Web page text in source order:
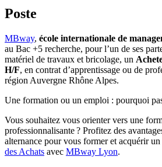
Poste
MBway, école internationale de
au Bac +5 recherche, pour l’un de ses
matériel de travaux et bricolage, un
H/F, en contrat d’apprentissage ou de
région Auvergne Rhône Alpes.
Une formation ou un emploi : pourquoi
Vous souhaitez vous orienter vers une
professionnalisante ? Profitez des
alternance pour vous former et acquérir un
des Achats avec MBway Lyon.